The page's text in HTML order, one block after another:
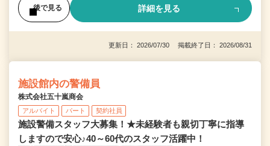
後で見る 詳細を見る
更新日： 2026/07/30 掲載終了日： 2026/08/31
施設館内の警備員
株式会社五十嵐商会
アルバイト パート 契約社員
施設警備スタッフ大募集！★未経験者も親切丁寧に指導
しますので安心♪40～60代のスタッフ活躍中！